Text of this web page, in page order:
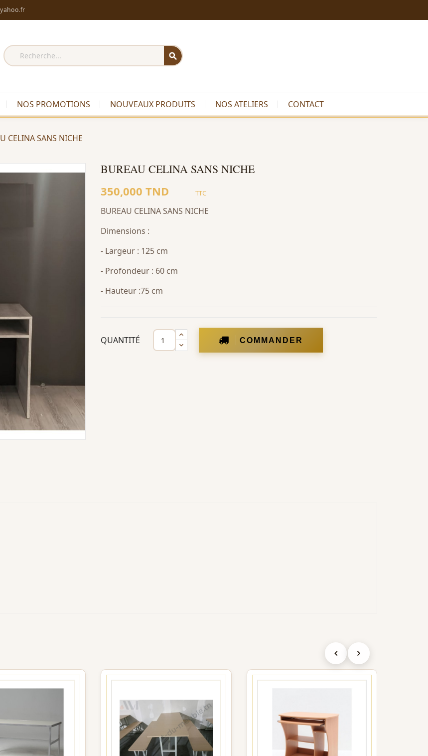
search
NOS PROMOTIONS NOUVEAUX PRODUITS NOS ATELIERS CONTACT
CELINA SANS NICHE
BUREAU CELINA SANS NICHE
350,000 TND TTC
BUREAU CELINA SANS NICHE
Dimensions :
- Largeur : 125 cm
- Profondeur : 60 cm
- Hauteur :75 cm
QUANTITÉ COMMANDER